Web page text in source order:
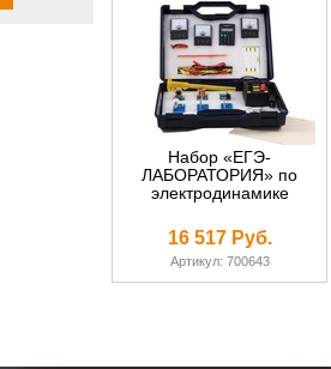
Набор «ЕГЭ-
ЛАБОРАТОРИЯ» по
электродинамике
16 517 Руб.
Артикул: 700643